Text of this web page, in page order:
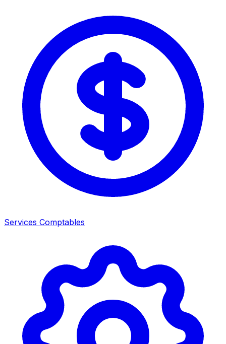
Services Comptables